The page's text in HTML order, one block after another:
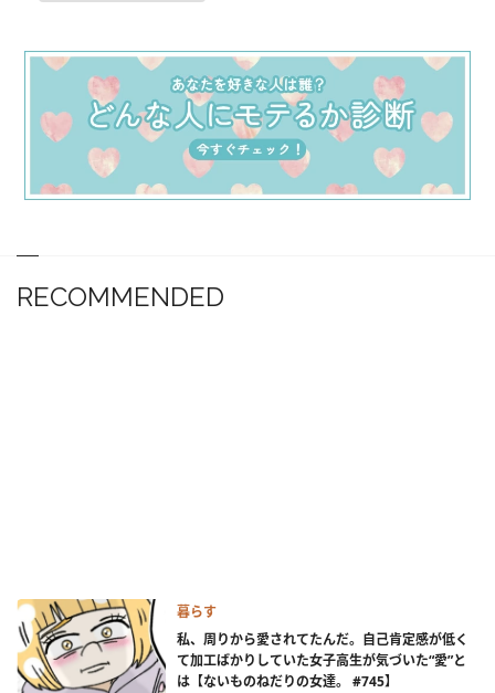
RECOMMENDED
暮らす
私、周りから愛されてたんだ。自己肯定感が低く
て加工ばかりしていた女子高生が気づいた“愛”と
は【ないものねだりの女達。 #745】